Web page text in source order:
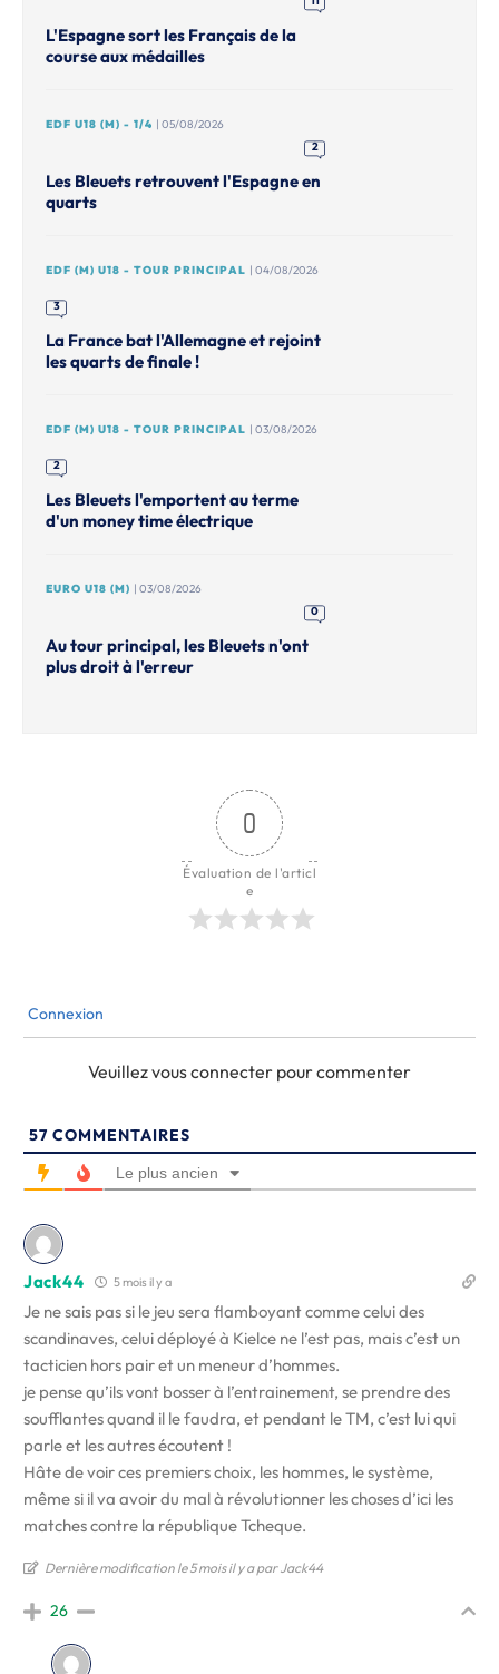
L'Espagne sort les Français de la
course aux médailles
EDF U18 (M) - 1/4 | 05/08/2026
2
Les Bleuets retrouvent l'Espagne en
quarts
EDF (M) U18 - TOUR PRINCIPAL | 04/08/2026
3
La France bat l'Allemagne et rejoint
les quarts de finale !
EDF (M) U18 - TOUR PRINCIPAL | 03/08/2026
2
Les Bleuets l'emportent au terme
d'un money time électrique
EURO U18 (M) | 03/08/2026
0
Au tour principal, les Bleuets n'ont
plus droit à l'erreur
0
Évaluation de l'articl
e
Connexion
Veuillez vous connecter pour commenter
57 COMMENTAIRES
Le plus ancien
Jack44 5 mois il y a
Je ne sais pas si le jeu sera flamboyant comme celui des
scandinaves, celui déployé à Kielce ne l’est pas, mais c’est un
tacticien hors pair et un meneur d’hommes.
je pense qu’ils vont bosser à l’entrainement, se prendre des
soufflantes quand il le faudra, et pendant le TM, c’est lui qui
parle et les autres écoutent !
Hâte de voir ces premiers choix, les hommes, le système,
même si il va avoir du mal à révolutionner les choses d’ici les
matches contre la république Tcheque.
Dernière modification le 5 mois il y a par Jack44
26